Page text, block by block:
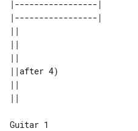
||
||
||
||after 4)
||
Guitar 1